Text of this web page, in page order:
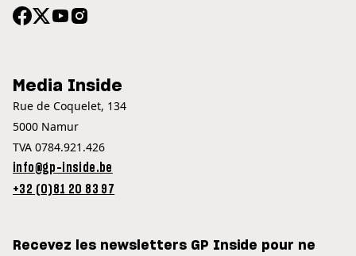
Media Inside
Rue de Coquelet, 134
5000 Namur
TVA 0784.921.426
info@gp-inside.be
+32 (0)81 20 83 97
Recevez les newsletters GP Inside pour ne